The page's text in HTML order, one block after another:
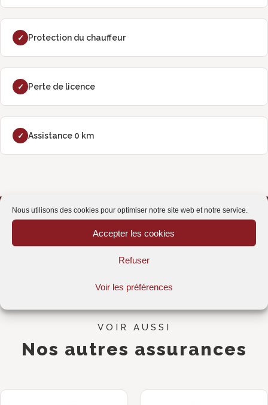
Nous utilisons des cookies pour optimiser notre site web et notre service.
Accepter les cookies
Refuser
Voir les préférences
✓ Protection du chauffeur
✓ Perte de licence
✓ Assistance 0 km
Comparateur 100%
Sans engagement
Réponse sous 24h
Conseillers spécialisés
VOIR AUSSI
Nos autres assurances